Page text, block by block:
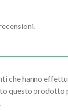
che hanno
questo prodotto